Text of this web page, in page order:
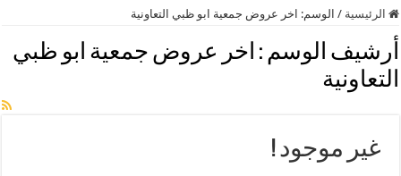
الرئيسية / الوسم: اخر عروض جمعية ابو ظبي التعاونية
أرشيف الوسم : اخر عروض جمعية ابو ظبي
التعاونية
غير موجود !